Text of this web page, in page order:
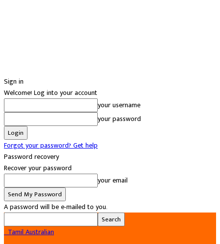
Sign in
Welcome! Log into your account
your username
your password
Forgot your password? Get help
Password recovery
Recover your password
your email
A password will be e-mailed to you.
Tamil Australian